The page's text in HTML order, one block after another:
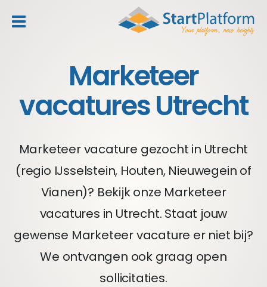
Marketeer
vacatures Utrecht
Marketeer vacature gezocht in Utrecht
(regio IJsselstein, Houten, Nieuwegein of
Vianen)? Bekijk onze Marketeer
vacatures in Utrecht. Staat jouw
gewense Marketeer vacature er niet bij?
We ontvangen ook graag open
sollicitaties.
header_toggle_navigation